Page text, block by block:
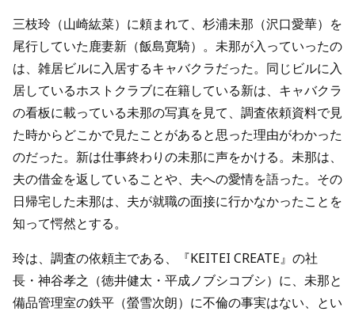
三枝玲（山崎紘菜）に頼まれて、杉浦未那（沢口愛華）を
尾行していた鹿妻新（飯島寛騎）。未那が入っていったの
は、雑居ビルに入居するキャバクラだった。同じビルに入
居しているホストクラブに在籍している新は、キャバクラ
の看板に載っている未那の写真を見て、調査依頼資料で見
た時からどこかで見たことがあると思った理由がわかった
のだった。新は仕事終わりの未那に声をかける。未那は、
夫の借金を返していることや、夫への愛情を語った。その
日帰宅した未那は、夫が就職の面接に行かなかったことを
知って愕然とする。
玲は、調査の依頼主である、『KEITEI CREATE』の社
長・神谷孝之（徳井健太・平成ノブシコブシ）に、未那と
備品管理室の鉄平（螢雪次朗）に不倫の事実はない、とい